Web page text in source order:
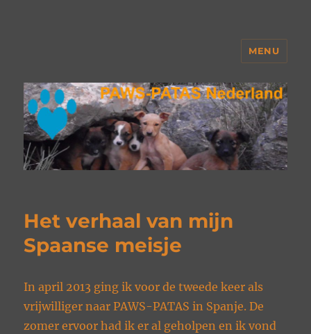
MENU
Het verhaal van mijn
Spaanse meisje
In april 2013 ging ik voor de tweede keer als
vrijwilliger naar PAWS-PATAS in Spanje. De
zomer ervoor had ik er al geholpen en ik vond